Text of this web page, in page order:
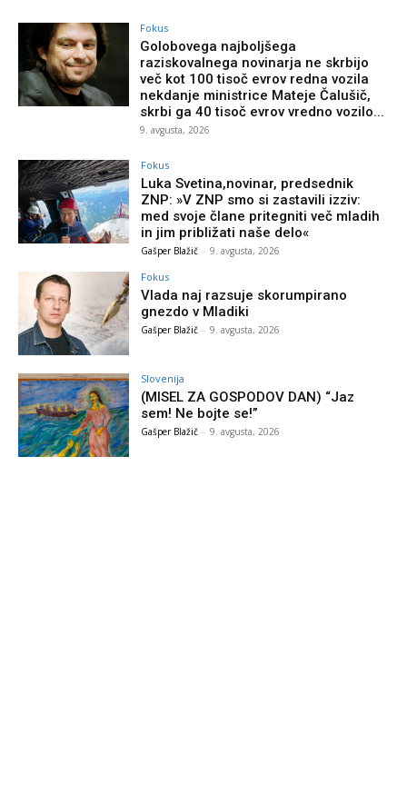
Fokus
Golobovega najboljšega
raziskovalnega novinarja ne skrbijo
več kot 100 tisoč evrov redna vozila
nekdanje ministrice Mateje Čalušič,
skrbi ga 40 tisoč evrov vredno vozilo...
9. avgusta, 2026
Fokus
Luka Svetina,novinar, predsednik
ZNP: »V ZNP smo si zastavili izziv:
med svoje člane pritegniti več mladih
in jim približati naše delo«
Gašper Blažič - 9. avgusta, 2026
Fokus
Vlada naj razsuje skorumpirano
gnezdo v Mladiki
Gašper Blažič - 9. avgusta, 2026
Slovenija
(MISEL ZA GOSPODOV DAN) “Jaz
sem! Ne bojte se!”
Gašper Blažič - 9. avgusta, 2026